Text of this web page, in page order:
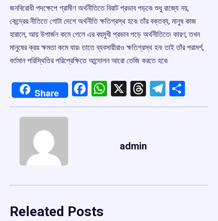
জনবিরোধী পদক্ষেপে গ্রামীণ অর্থনীতিতে বিরাট প্রভাব পড়বে৷ শুধু রাজ্যে নয়,
কেন্দ্রের নীতিতে গোটা দেশে অর্থনীতি ক্ষতিগ্রস্থ হবে৷ তাঁর বক্তব্য, মানুষ কাজ
হারালে, আয় উপার্জন কমে গেলে এর বহুমুখী প্রভাব পড়ে অর্থনীতিতে৷ কারণ, তখন
মানুষের ক্রয় ক্ষমতা কমে যায়৷ তাতে ব্যবসায়ীরাও ক্ষতিগ্রস্থ হন৷ তাই তাঁর পরামর্শ,
বর্তমান পরিস্থিতির পরিপ্রেক্ষিতে আন্দোলন আরো তেজি করতে হবে৷
Share Facebook
WhatsApp
X Threads
admin
Releated Posts